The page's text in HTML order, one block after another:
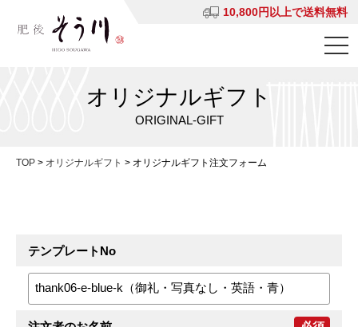
10,800円以上で送料無料
オリジナルギフト
ORIGINAL-GIFT
TOP > オリジナルギフト > オリジナルギフト注文フォーム
テンプレートNo